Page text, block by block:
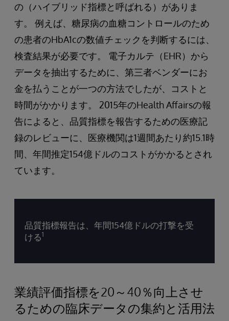
の（ハイブリッド指標と呼ばれる）がありま
す。 例えば、糖尿病の血糖コントロールのため
の患者のHbA1cの数値チェックを判断するには、
検査結果が必要です。 電子カルテ（EHR）から
データを抽出するために、第三者ベンダーにお
金を払うことが一つの方法でしたが、コストと
時間がかかります。 2015年のHealth Affairsの報
告によると、品質指標を報告するための医療記
録のレビューに、医療機関は1週間あたり約15.1時
間、年間推定154億ドルのコストがかかるとされ
ています。
品質指標報告は、年間154億ドルの打撃を受
ける1
業績評価指標を20～40％向上させ
るための臨床データの集約と活用法